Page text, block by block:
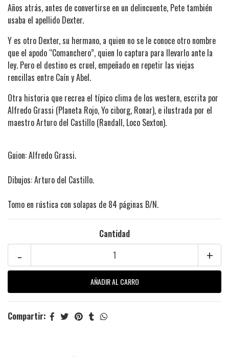
Años atrás, antes de convertirse en un delincuente, Pete también
usaba el apellido Dexter.
Y es otro Dexter, su hermano, a quien no se le conoce otro nombre
que el apodo “Comanchero”, quien lo captura para llevarlo ante la
ley. Pero el destino es cruel, empeñado en repetir las viejas
rencillas entre Caín y Abel.
Otra historia que recrea el típico clima de los western, escrita por
Alfredo Grassi (Planeta Rojo, Yo ciborg, Ronar), e ilustrada por el
maestro Arturo del Castillo (Randall, Loco Sexton).
Guion: Alfredo Grassi.
Dibujos: Arturo del Castillo.
Tomo en rústica con solapas de 84 páginas B/N.
Cantidad
+
-
Compartir: